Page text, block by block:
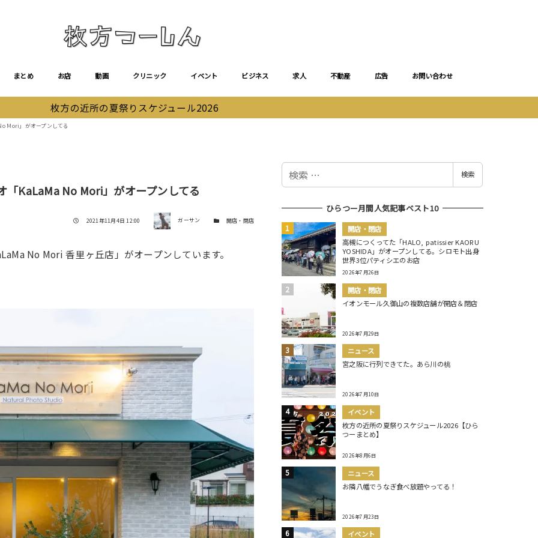
まとめ お店 動画 クリニック イベント ビジネス 求人 不動産 広告 お問い合わせ
枚方の近所の夏祭りスケジュール2026
Mori」がオープンしてる
「KaLaMa No Mori」がオープンしてる
投稿日
2021年11月4日 12:00 著者 ガーサン カテゴリー開店・閉店
No Mori 香里ヶ丘店」がオープンしています。
検
検索
ひらつー月間人気記事ベスト10
開店・閉店
高槻につくってた「HALO, patissier KAORU
YOSHIDA」がオープンしてる。シロモト出身
世界3位パティシエのお店
2026年7月26日
開店・閉店
イオンモール久御山の複数店舗が開店＆閉店
2026年7月29日
ニュース
宮之阪に行列できてた。あら川の桃
2026年7月10日
イベント
枚方の近所の夏祭りスケジュール2026【ひら
つーまとめ】
2026年8月6日
ニュース
お隣八幡でうなぎ食べ放題やってる！
2026年7月23日
イベント